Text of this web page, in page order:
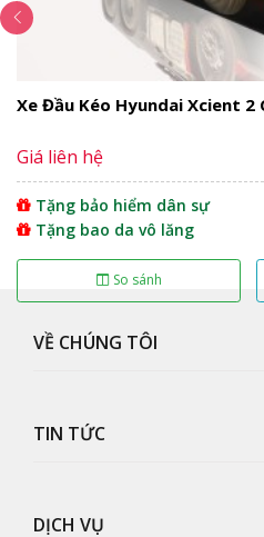
Mặt ga lăng
Mặt galang có thiết kế đẹp
Xe Đầu Kéo Hyundai Xcient 2
Giá liên hệ
Tặng bảo hiểm dân sự
Tặng bao da vô lăng
So sánh
VỀ CHÚNG TÔI
TIN TỨC
DỊCH VỤ